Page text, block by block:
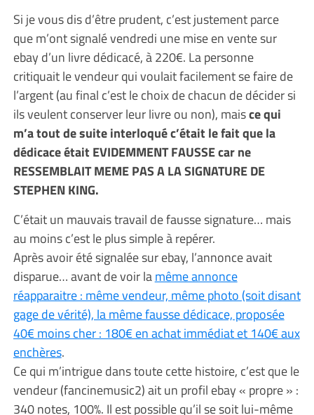
Si je vous dis d’être prudent, c’est justement parce
que m’ont signalé vendredi une mise en vente sur
ebay d’un livre dédicacé, à 220€. La personne
critiquait le vendeur qui voulait facilement se faire de
l’argent (au final c’est le choix de chacun de décider si
ils veulent conserver leur livre ou non), maisce qui
m’a tout de suite interloqué c’était le fait que la
dédicace était EVIDEMMENT FAUSSE car ne
RESSEMBLAIT MEME PAS A LA SIGNATURE DE
STEPHEN KING.
C’était un mauvais travail de fausse signature… mais
au moins c’est le plus simple à repérer.
Après avoir été signalée sur ebay, l’annonce avait
disparue… avant de voir lamême annonce
réapparaitre : même vendeur, même photo (soit disant
gage de vérité), la même fausse dédicace, proposée
40€ moins cher : 180€ en achat immédiat et 140€ aux
enchères.
Ce qui m’intrigue dans toute cette histoire, c’est que le
vendeur (fancinemusic2) ait un profil ebay « propre » :
340 notes, 100%. Il est possible qu’il se soit lui-même